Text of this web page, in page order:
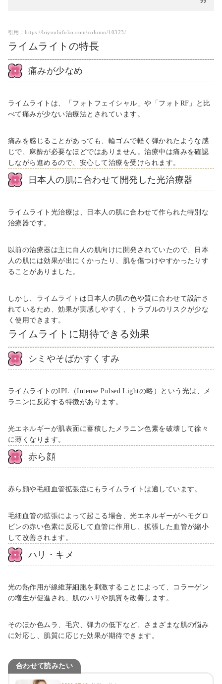
引用：https://biyouhifuko.com/column/10323/
ライムライトの特長
痛みが少なめ
ライムライトは、「フォトフェイシャル」や「フォトRF」と比
べて痛みが少ない治療法とされています。
痛みを感じることがあっても、輪ゴムで軽く弾かれたような感
じで、麻酔が必要なほどではありません。治療中は痛みを確認
しながら進めるので、安心して治療を受けられます。
日本人の肌に合わせて開発した光治療器
ライムライト光治療は、日本人の肌に合わせて作られた特別な
治療器です。
以前の治療器は主に白人の肌向けに開発されていたので、日本
人の肌には効果が出にくかったり、肌を傷つけやすかったりす
ることがありました。
しかし、ライムライトは日本人の肌の色や質に合わせて設計さ
れているため、効果が実感しやすく、トラブルのリスクが少な
く使用できます。
ライムライトに期待できる効果
シミやそばかすくすみ
ライムライトのIPL（Intense Pulsed Lightの略）という光は、メ
ラニンに反応する特徴があります。
光エネルギーが肌表面に蓄積したメラニン色素を破壊して徐々
に薄くなります。
赤ら顔
赤ら顔や毛細血管拡張症にもライムライトは適しています。
毛細血管の拡張によって起こる場合、光エネルギーがヘモグロ
ビンの赤い色素に反応して血管に作用し、拡張した血管が縮小
して改善されます。
ハリ・キメ
光の熱作用が線維芽細胞を刺激することによって、コラーゲン
の増生が促進され、肌のハリや肌質を改善します。
そのほか色ムラ、毛穴、弾力の低下など、さまざまな肌の悩み
に対応し、肌質に応じた効果が期待できます。
合わせて読みたい